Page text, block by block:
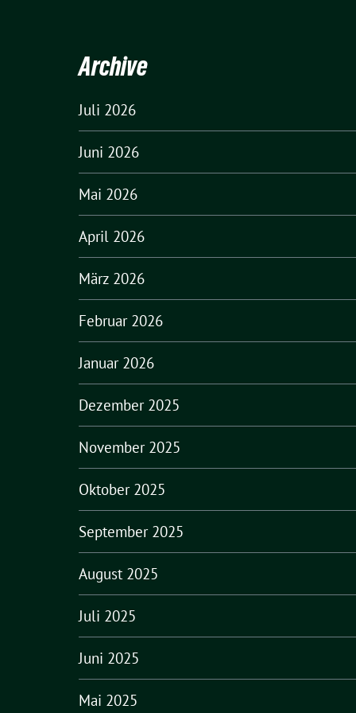
Archive
Juli 2026
Juni 2026
Mai 2026
April 2026
März 2026
Februar 2026
Januar 2026
Dezember 2025
November 2025
Oktober 2025
September 2025
August 2025
Juli 2025
Juni 2025
Mai 2025